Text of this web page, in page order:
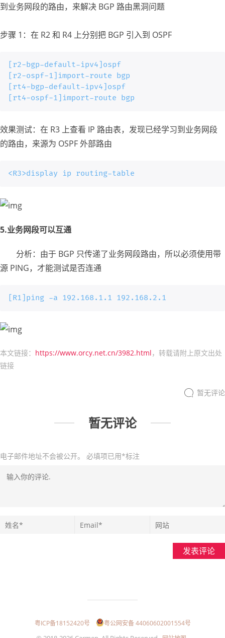
到业务网段的路由，来解决 BGP 路由黑洞问题
步骤 1：在 R2 和 R4 上分别把 BGP 引入到 OSPF
[r2-bgp-default-ipv4]ospf
[r2-ospf-1]import-route bgp
[rt4-bgp-default-ipv4]ospf
[rt4-ospf-1]import-route bgp
效果测试：在 R3 上查看 IP 路由表，发现已经学习到业务网段
的路由，来源为 OSPF 外部路由
<R3>display ip routing-table
5.业务网段可以互通
分析：由于 BGP 只传递了业务网段路由，所以必须使用带
源 PING，才能测试是否连通
[R1]ping -a 192.168.1.1 192.168.2.1
本文链接： https://www.orcy.net.cn/3982.html，转载请附上原文出处
链接
暂无评论
暂无评论
电子邮件地址不会被公开。 必填项已用*标注
发表评论
粤ICP备18152420号 粤公网安备 44060602001554号